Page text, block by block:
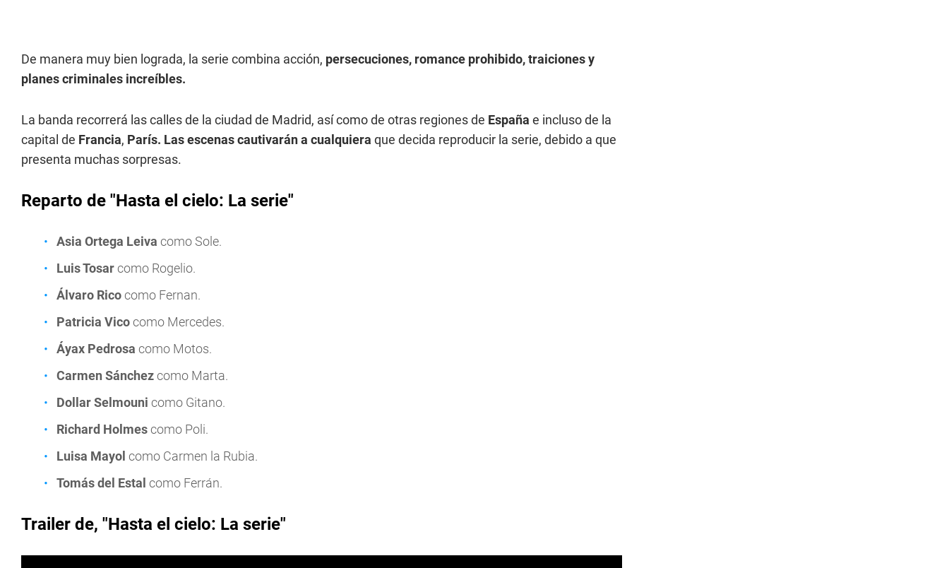
De manera muy bien lograda, la serie combina acción, persecuciones, romance prohibido, traiciones y
planes criminales increíbles.
La banda recorrerá las calles de la ciudad de Madrid, así como de otras regiones de España e incluso de la
capital de Francia, París. Las escenas cautivarán a cualquiera que decida reproducir la serie, debido a que
presenta muchas sorpresas.
Reparto de "Hasta el cielo: La serie"
Asia Ortega Leiva como Sole.
Luis Tosarcomo Rogelio.
Álvaro Ricocomo Fernan.
Patricia Vicocomo Mercedes.
Áyax Pedrosa como Motos.
Carmen Sánchezcomo Marta.
Dollar Selmouni como Gitano.
Richard Holmescomo Poli.
Luisa Mayol como Carmen la Rubia.
Tomás del Estal como Ferrán.
Trailer de, "Hasta el cielo: La serie"